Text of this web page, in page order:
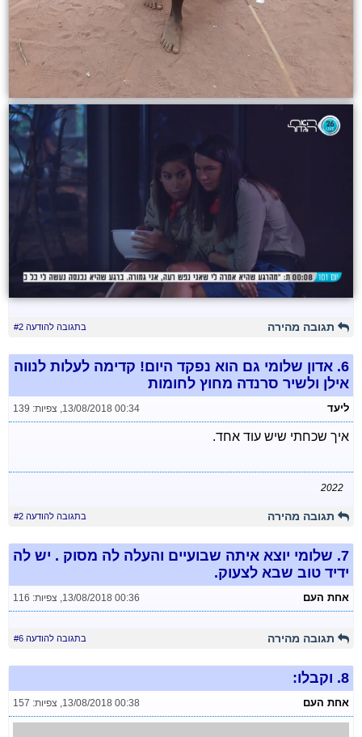
תגובה מהירה בתגובה להודעה #2
6. אדון שלומי גם הוא נפקד היום! קדימה לעלות לנווה
אילן ולשיר סרנדה מחוץ לחומות
ליעד 13/08/2018 00:34
, צפיות: 139
איך שכחתי שיש עוד אחד.
2022
תגובה מהירה בתגובה להודעה #2
7. שלומי יוצא איתה שבועיים והעלה לה מסוק . יש לה
ידיד טוב שבא לצעוק.
אחת העם 13/08/2018 00:36
, צפיות: 116
תגובה מהירה בתגובה להודעה #6
8. וקבלו:
אחת העם 13/08/2018 00:38
, צפיות: 157